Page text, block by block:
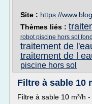
Site : https://
Thèmes liés :
robot piscine hors sol
traitement de
traitement de l
piscine hors sol
Filtre à sable 10
Filtre à sable 10 m³/h